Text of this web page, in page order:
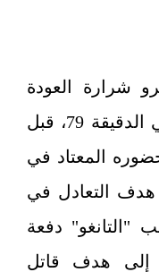
شرارة العودة
بهدف تقليص الفارق في الدقيقة 79، قبل
المعتاد في
هدف التعادل في
منتخب "التانغو" دفعة
إلى هدف قاتل